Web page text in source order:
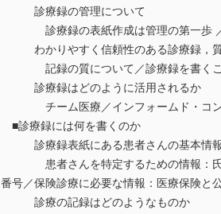
診療録の管理について
診療録の表紙作成は管理の第一歩 ／
わかりやすく信頼性のある診療録，質
記録の質について／診療録を書くこ
診療録はどのように活用されるか
チーム医療／インフォームド・コン
■診療録には何を書くのか
診療録表紙にある患者さんの基本情
患者さんを特定するための情報：氏名
番号／保険診療に必要な情報：医療保険
診療の記録はどのようなものか